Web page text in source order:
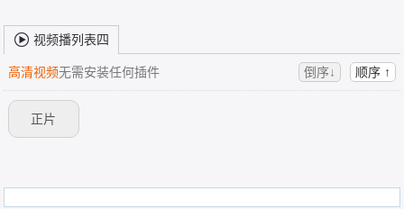
视频播列表四
高清视频无需安装任何插件 倒序↓ 顺序 ↑
正片